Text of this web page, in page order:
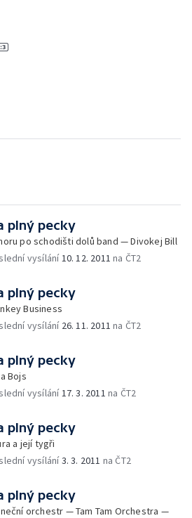
plný pecky
po schodišti dolů band — Divokej Bill
vysílání10. 12. 2011 na ČT2
plný pecky
Business
vysílání 26. 11. 2011 na ČT2
plný pecky
Bojs
vysílání17. 3. 2011 na ČT2
plný pecky
a její tygři
vysílání3. 3. 2011 na ČT2
plný pecky
orchestr — Tam Tam Orchestra —